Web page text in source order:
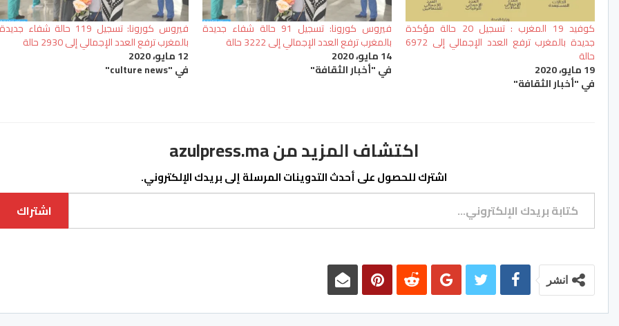
كوفيد 19 المغرب : تسجيل 20 حالة مؤكدة
جديدة بالمغرب ترفع العدد الإجمالي إلى 6972
حالة
19 مايو، 2020
في "أخبار الثقافة"
فيروس كورونا: تسجيل 91 حالة شفاء جديدة
بالمغرب ترفع العدد الإجمالي إلى 3222 حالة
14 مايو، 2020
في "أخبار الثقافة"
فيروس كورونا: تسجيل 119 حالة شفاء جديدة
بالمغرب ترفع العدد الإجمالي إلى 2930 حالة
12 مايو، 2020
في "culture news"
اكتشاف المزيد من azulpress.ma
اشترك للحصول على أحدث التدوينات المرسلة إلى بريدك الإلكتروني.
كتابة بريدك الإلكتروني...
اشتراك
انشر